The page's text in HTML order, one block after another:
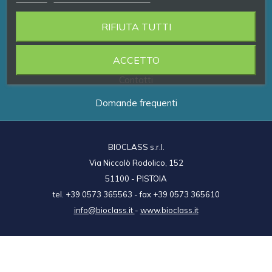
Prodotti
Brand
Domande frequenti
RIFIUTA TUTTI
ACCETTO
BIOCLASS s.r.l.
Via Niccolò Rodolico, 152
51100 - PISTOIA
tel. +39 0573 365563 - fax +39 0573 365610
info@bioclass.it - www.bioclass.it